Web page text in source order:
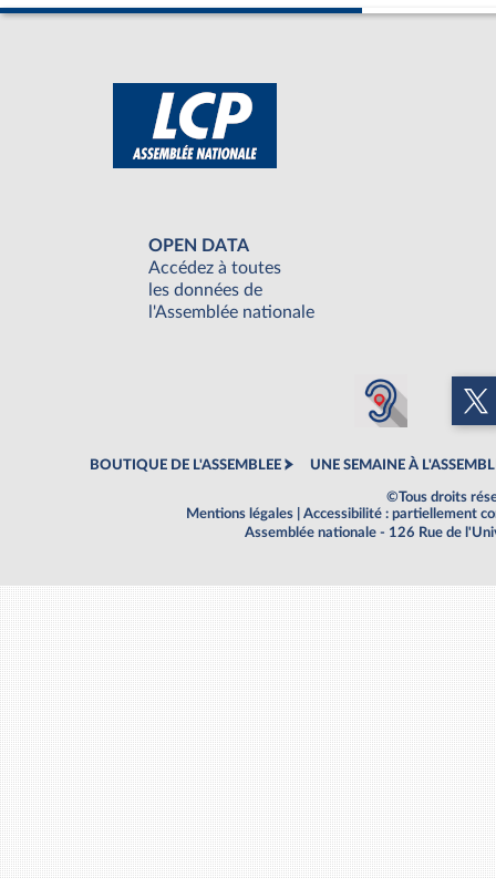
OPEN DATA
Accédez à toutes
les données de
l'Assemblée nationale
BOUTIQUE DE L'ASSEMBLEE UNE SEMAINE À
©Tous droits
Mentions légales
Accessibilité : partiellement
Assemblée nationale - 126 Rue de